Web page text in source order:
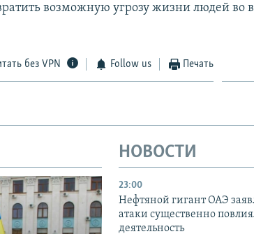
возможную угрозу жизни людей во
без VPN Follow us Печать
НОВОСТИ
23:00
Нефтяной гигант ОАЭ
атаки существенно
деятельность